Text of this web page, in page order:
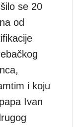
se 20
od
i koju
Ivan